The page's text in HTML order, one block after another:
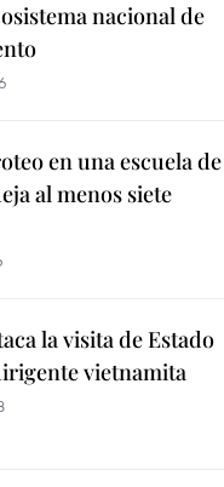
nacional de
en una escuela de
al menos siete
la visita de Estado
vietnamita